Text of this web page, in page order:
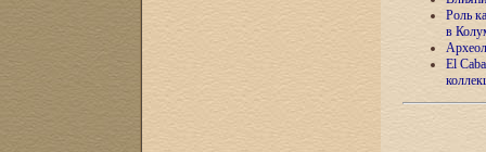
Роль
в
El